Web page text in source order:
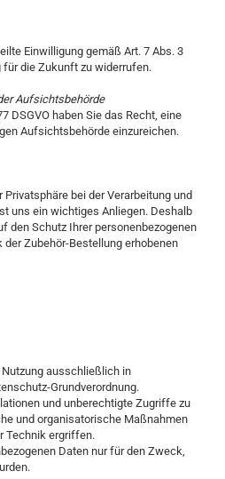
Einwilligung gemäß Art. 7 Abs. 3
für die Zukunft zu widerrufen.
Aufsichtsbehörde
DSGVO haben Sie das Recht, eine
Aufsichtsbehörde einzureichen.
bei der Verarbeitung und
uns ein wichtiges Anliegen. Deshalb
den Schutz Ihrer personenbezogenen
Zubehör-Bestellung erhobenen
ausschließlich in
Grundverordnung.
und unberechtigte Zugriffe zu
und organisatorische Maßnahmen
Technik ergriffen.
Daten nur für den Zweck,